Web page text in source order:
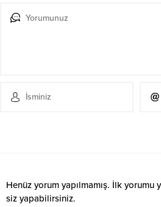
Henüz yorum yapılmamış. İlk yorumu
siz yapabilirsiniz.